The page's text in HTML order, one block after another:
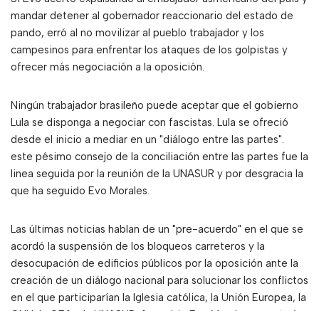
mandar detener al gobernador reaccionario del estado de
pando, erró al no movilizar al pueblo trabajador y los
campesinos para enfrentar los ataques de los golpistas y
ofrecer más negociación a la oposición.
Ningún trabajador brasileño puede aceptar que el gobierno
Lula se disponga a negociar con fascistas. Lula se ofreció
desde el inicio a mediar en un "diálogo entre las partes".
este pésimo consejo de la conciliación entre las partes fue la
linea seguida por la reunión de la UNASUR y por desgracia la
que ha seguido Evo Morales.
Las últimas noticias hablan de un "pre-acuerdo" en el que se
acordó la suspensión de los bloqueos carreteros y la
desocupación de edificios públicos por la oposición ante la
creación de un diálogo nacional para solucionar los conflictos
en el que participarían la Iglesia católica, la Unión Europea, la